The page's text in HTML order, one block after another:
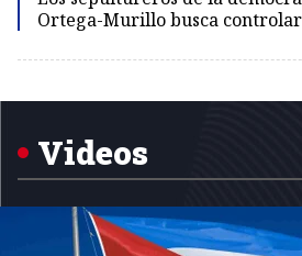
Ortega-Murillo busca
Videos